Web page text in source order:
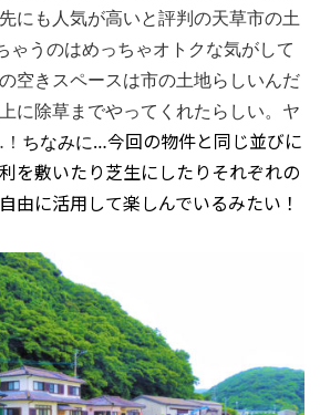
にも人気が高いと評判の天草市の土
ゃうのはめっちゃオトクな気がして
空きスペースは市の土地らしいんだ
に除草までやってくれたらしい。ヤ
ちなみに…今回の物件と同じ並びに
を敷いたり芝生にしたりそれぞれの
由に活用して楽しんでいるみたい！